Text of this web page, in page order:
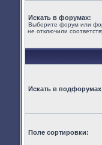
Искать в форумах:
Выберите форум или
не отключили
Искать в
Поле сортировки: